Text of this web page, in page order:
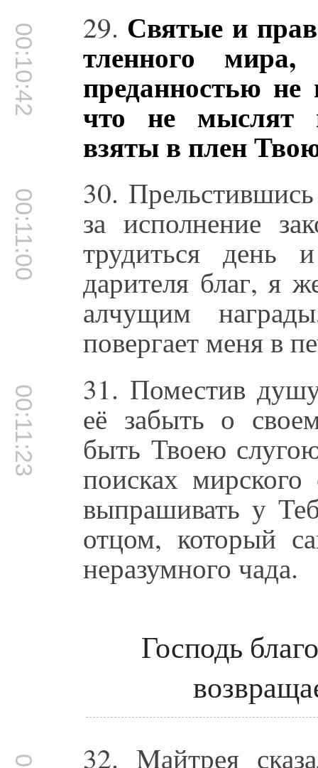
00:10:42 29. Святые и
тленного
преданностью
что не мыслят
взяты в плен
00:11:00 30.
за исполнение
трудиться
дарителя благ, я
алчущим
повергает меня в
00:11:23 31. Поместив
её забыть о
быть Твоею
поисках
выпрашивать у
отцом, который
неразумного чада.
Господь
32. Mайтрея